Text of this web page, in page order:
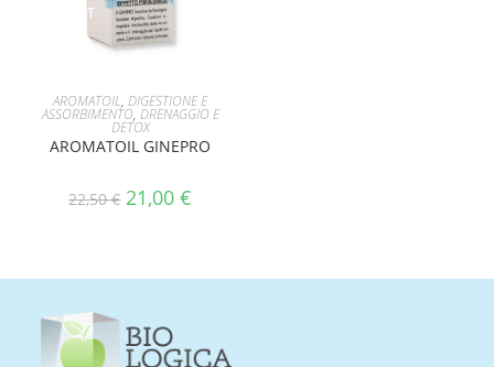
OFFERT
AGGIUNGI AL CARRELLO
AROMATOIL,DIGESTIONE E
ASSORBIMENTO, DRENAGGIO E
DETOX
AROMATOIL GINEPRO
22,50€ 21,00€